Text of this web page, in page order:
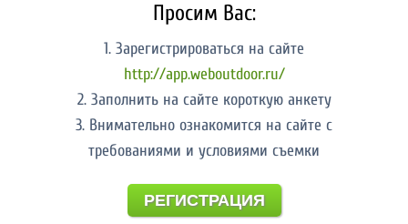
Просим Вас:
1. Зарегистрироваться на сайте
http://app.weboutdoor.ru/
2. Заполнить на сайте короткую анкету
3. Внимательно ознакомится на сайте с
требованиями и условиями съемки
РЕГИСТРАЦИЯ